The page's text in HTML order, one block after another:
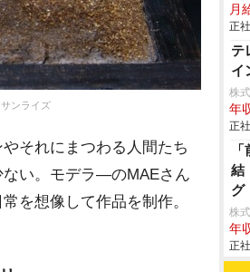
ンライズ
それにまつわる人間たち
ない。モデラ―のMAEさん
を想像して作品を制作。
月
正
テ
イ
株
年
正
結
グ
株
年
正